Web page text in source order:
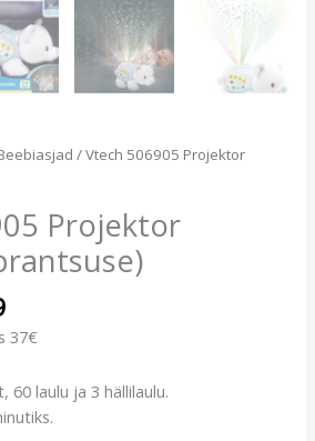
/ Vtech 506905 Projektor
Projektor
37€
60 laulu ja 3 hällilaulu.